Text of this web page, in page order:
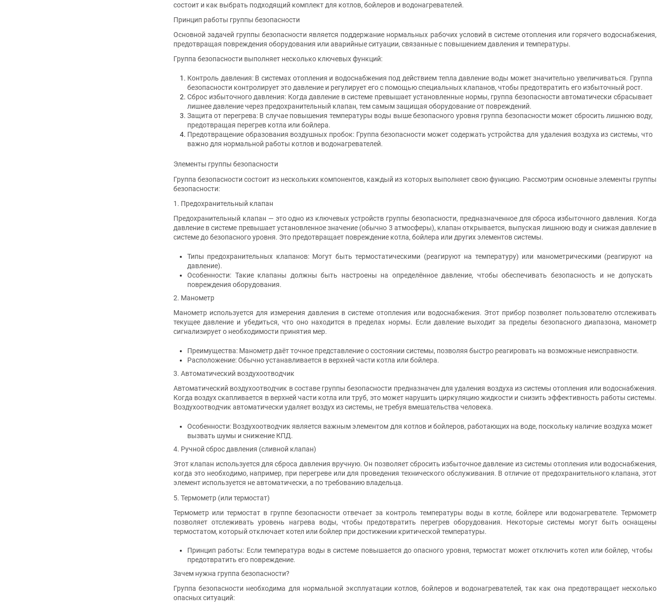
состоит и как выбрать подходящий комплект для котлов, бойлеров и водонагревателей.
Принцип работы группы безопасности
Основной задачей группы безопасности является поддержание нормальных рабочих условий в системе отопления или горячего водоснабжения,
предотвращая повреждения оборудования или аварийные ситуации, связанные с повышением давления и температуры.
Группа безопасности выполняет несколько ключевых функций:
Контроль давления: В системах отопления и водоснабжения под действием тепла давление воды может значительно увеличиваться. Группа
безопасности контролирует это давление и регулирует его с помощью специальных клапанов, чтобы предотвратить его избыточный рост.
Сброс избыточного давления: Когда давление в системе превышает установленные нормы, группа безопасности автоматически сбрасывает
лишнее давление через предохранительный клапан, тем самым защищая оборудование от повреждений.
Защита от перегрева: В случае повышения температуры воды выше безопасного уровня группа безопасности может сбросить лишнюю воду,
предотвращая перегрев котла или бойлера.
Предотвращение образования воздушных пробок: Группа безопасности может содержать устройства для удаления воздуха из системы, что
важно для нормальной работы котлов и водонагревателей.
Элементы группы безопасности
Группа безопасности состоит из нескольких компонентов, каждый из которых выполняет свою функцию. Рассмотрим основные элементы группы
безопасности:
1. Предохранительный клапан
Предохранительный клапан — это одно из ключевых устройств группы безопасности, предназначенное для сброса избыточного давления. Когда
давление в системе превышает установленное значение (обычно 3 атмосферы), клапан открывается, выпуская лишнюю воду и снижая давление в
системе до безопасного уровня. Это предотвращает повреждение котла, бойлера или других элементов системы.
Типы предохранительных клапанов: Могут быть термостатическими (реагируют на температуру) или манометрическими (реагируют на
давление).
Особенности: Такие клапаны должны быть настроены на определённое давление, чтобы обеспечивать безопасность и не допускать
повреждения оборудования.
2. Манометр
Манометр используется для измерения давления в системе отопления или водоснабжения. Этот прибор позволяет пользователю отслеживать
текущее давление и убедиться, что оно находится в пределах нормы. Если давление выходит за пределы безопасного диапазона, манометр
сигнализирует о необходимости принятия мер.
Преимущества: Манометр даёт точное представление о состоянии системы, позволяя быстро реагировать на возможные неисправности.
Расположение: Обычно устанавливается в верхней части котла или бойлера.
3. Автоматический воздухоотводчик
Автоматический воздухоотводчик в составе группы безопасности предназначен для удаления воздуха из системы отопления или водоснабжения.
Когда воздух скапливается в верхней части котла или труб, это может нарушить циркуляцию жидкости и снизить эффективность работы системы.
Воздухоотводчик автоматически удаляет воздух из системы, не требуя вмешательства человека.
Особенности: Воздухоотводчик является важным элементом для котлов и бойлеров, работающих на воде, поскольку наличие воздуха может
вызвать шумы и снижение КПД.
4. Ручной сброс давления (сливной клапан)
Этот клапан используется для сброса давления вручную. Он позволяет сбросить избыточное давление из системы отопления или водоснабжения,
когда это необходимо, например, при перегреве или для проведения технического обслуживания. В отличие от предохранительного клапана, этот
элемент используется не автоматически, а по требованию владельца.
5. Термометр (или термостат)
Термометр или термостат в группе безопасности отвечает за контроль температуры воды в котле, бойлере или водонагревателе. Термометр
позволяет отслеживать уровень нагрева воды, чтобы предотвратить перегрев оборудования. Некоторые системы могут быть оснащены
термостатом, который отключает котел или бойлер при достижении критической температуры.
Принцип работы: Если температура воды в системе повышается до опасного уровня, термостат может отключить котел или бойлер, чтобы
предотвратить его повреждение.
Зачем нужна группа безопасности?
Группа безопасности необходима для нормальной эксплуатации котлов, бойлеров и водонагревателей, так как она предотвращает несколько
опасных ситуаций: